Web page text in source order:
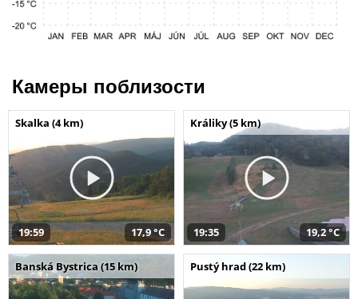
Камеры поблизости
Skalka (4 km)
19:59 17,9 °C
Králiky (5 km)
19:35 19,2 °C
Banská Bystrica (15 km) Pustý hrad (22 km)